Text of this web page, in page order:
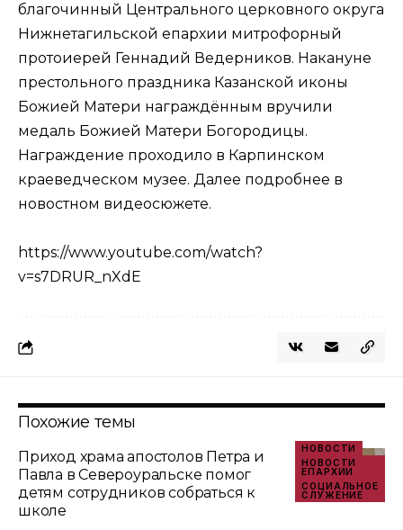
благочинный Центрального церковного округа
Нижнетагильской епархии митрофорный
протоиерей Геннадий Ведерников. Накануне
престольного праздника Казанской иконы
Божией Матери награждённым вручили
медаль Божией Матери Богородицы.
Награждение проходило в Карпинском
краеведческом музее. Далее подробнее в
новостном видеосюжете.
https://www.youtube.com/watch?
v=s7DRUR_nXdE
Похожие темы
НОВОСТИ
НОВОСТИ
ЕПАРХИИ
СОЦИАЛЬНОЕ
СЛУЖЕНИЕ
Приход храма апостолов Петра и
Павла в Североуральске помог
детям сотрудников собраться к
школе